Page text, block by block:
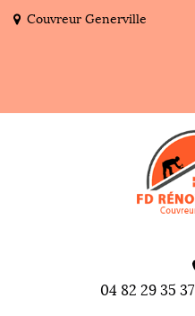
Couvreur Generville
04 82 29 35 37